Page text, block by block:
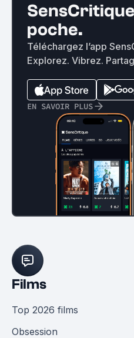
poche.
Téléchargez l’app
Explorez. Vibrez.
EN SAVOIR PLUS
Films
Top 2026 films
Obsession